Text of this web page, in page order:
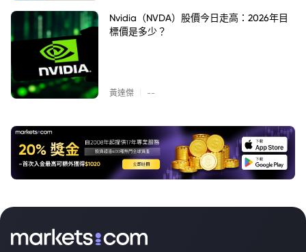
Nvidia（NVDA）股價今日走高：2026年目
標價是多少？
黃達傑 --